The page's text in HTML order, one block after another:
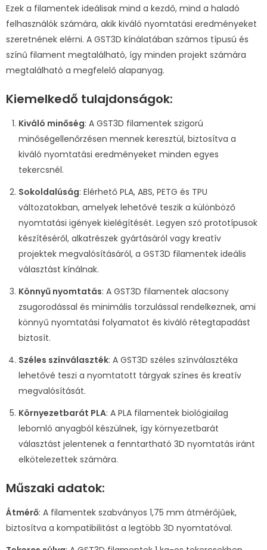
Ezek a filamentek ideálisak mind a kezdő, mind a haladó
felhasználók számára, akik kiváló nyomtatási eredményeket
szeretnének elérni. A GST3D kínálatában számos típusú és
színű filament megtalálható, így minden projekt számára
megtalálható a megfelelő alapanyag.
Kiemelkedő tulajdonságok:
Kiváló minőség: A GST3D filamentek szigorú
minőségellenőrzésen mennek keresztül, biztosítva a
kiváló nyomtatási eredményeket minden egyes
tekercsnél.
Sokoldalúság: Elérhető PLA, ABS, PETG és TPU
változatokban, amelyek lehetővé teszik a különböző
nyomtatási igények kielégítését. Legyen szó prototípusok
készítéséről, alkatrészek gyártásáról vagy kreatív
projektek megvalósításáról, a GST3D filamentek ideális
választást kínálnak.
Könnyű nyomtatás: A GST3D filamentek alacsony
zsugorodással és minimális torzulással rendelkeznek, ami
könnyű nyomtatási folyamatot és kiváló rétegtapadást
biztosít.
Széles színválaszték: A GST3D széles színválasztéka
lehetővé teszi a nyomtatott tárgyak színes és kreatív
megvalósítását.
Környezetbarát PLA: A PLA filamentek biológiailag
lebomló anyagból készülnek, így környezetbarát
választást jelentenek a fenntartható 3D nyomtatás iránt
elkötelezettek számára.
Műszaki adatok:
Átmérő: A filamentek szabványos 1,75 mm átmérőjűek,
biztosítva a kompatibilitást a legtöbb 3D nyomtatóval.